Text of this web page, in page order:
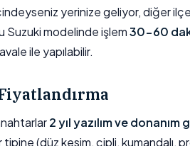
yerinize geliyor, diğer
Suzuki modelinde işlem30-60
ile yapılabilir.
2 yıl yazılım ve donanım
(düz kesim, çipli, kumandalı,